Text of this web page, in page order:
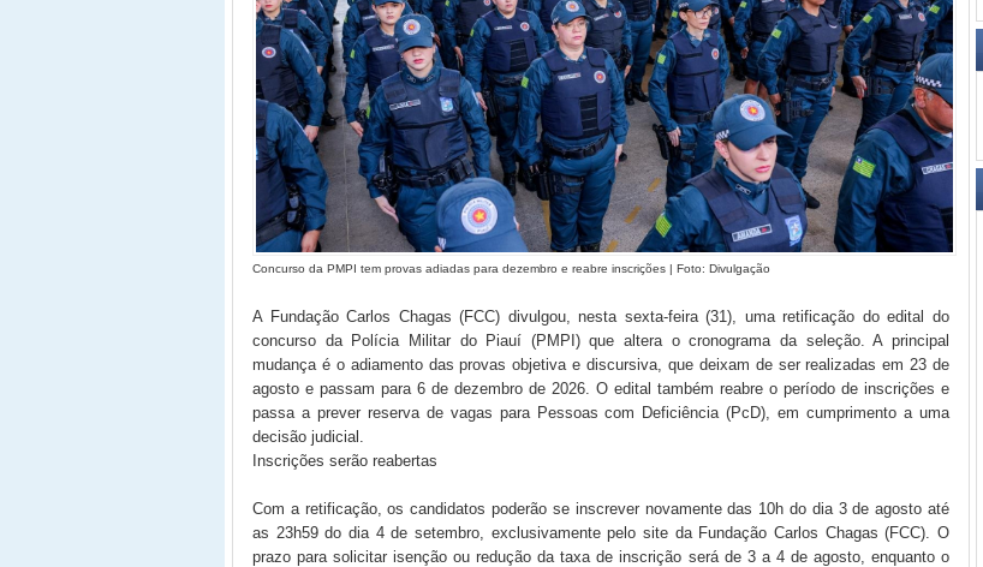
Concurso da PMPI tem provas adiadas para dezembro e reabre inscrições | Foto: Divulgação
A Fundação Carlos Chagas (FCC) divulgou, nesta sexta-feira (31), uma retificação do edital do
concurso da Polícia Militar do Piauí (PMPI) que altera o cronograma da seleção. A principal
mudança é o adiamento das provas objetiva e discursiva, que deixam de ser realizadas em 23 de
agosto e passam para 6 de dezembro de 2026. O edital também reabre o período de inscrições e
passa a prever reserva de vagas para Pessoas com Deficiência (PcD), em cumprimento a uma
decisão judicial.
Inscrições serão reabertas
Com a retificação, os candidatos poderão se inscrever novamente das 10h do dia 3 de agosto até
as 23h59 do dia 4 de setembro, exclusivamente pelo site da Fundação Carlos Chagas (FCC). O
prazo para solicitar isenção ou redução da taxa de inscrição será de 3 a 4 de agosto, enquanto o